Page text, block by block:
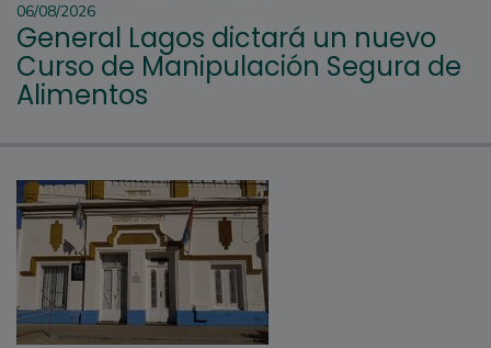
06/08/2026
General Lagos dictará un nuevo
Curso de Manipulación Segura de
Alimentos